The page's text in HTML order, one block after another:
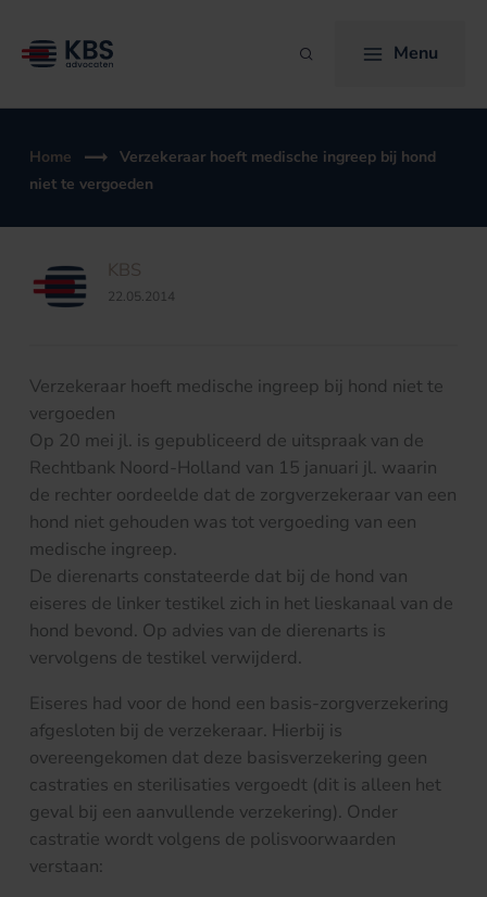
naar
Zoeken Menu
Home
Verzekeraar hoeft medische ingreep bij hond
niet te vergoeden
KBS
22.05.2014
Verzekeraar hoeft medische ingreep bij hond niet te
vergoeden
Op 20 mei jl. is gepubliceerd de uitspraak van de
Rechtbank Noord-Holland van 15 januari jl. waarin
de rechter oordeelde dat de zorgverzekeraar van een
hond niet gehouden was tot vergoeding van een
medische ingreep.
De dierenarts constateerde dat bij de hond van
eiseres de linker testikel zich in het lieskanaal van de
hond bevond. Op advies van de dierenarts is
vervolgens de testikel verwijderd.
Eiseres had voor de hond een basis-zorgverzekering
afgesloten bij de verzekeraar. Hierbij is
overeengekomen dat deze basisverzekering geen
castraties en sterilisaties vergoedt (dit is alleen het
geval bij een aanvullende verzekering). Onder
castratie wordt volgens de polisvoorwaarden
verstaan: